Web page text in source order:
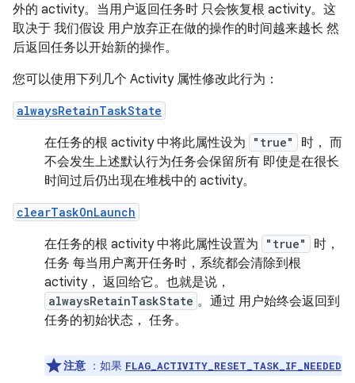
外的 activity。当用户返回任务时 只会恢复根 activity。这
取决于 我们假设 用户放弃正在做的操作的时间越来越长 然
后返回任务以开始新的操作。
您可以使用下列几个 Activity 属性修改此行为：
alwaysRetainTaskState
在任务的根 activity 中将此属性设为 "true"
时， 而
不会发生上述默认行为任务会保留所有 即使是在很长
时间过后仍出现在堆栈中的 activity。
clearTaskOnLaunch
在任务的根 activity 中将此属性设置为 "true"
时，
任务 每当用户离开任务时，系统都会清除到根
activity， 返回给它。也就是说，
alwaysRetainTaskState 。通过 用户始终会返回到
任务的初始状态， 任务。
注意 ：如果 FLAG_ACTIVITY_RESET_TASK_IF_NEEDED